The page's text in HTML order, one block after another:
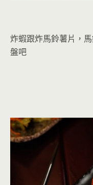
炸蝦跟炸馬鈴薯片，
盤吧